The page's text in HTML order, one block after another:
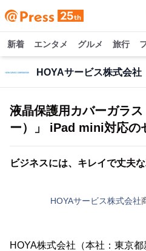
新着 エンタメ グルメ 旅行
HOYAサービス株式会社
液晶保護用カバーガラ
ー）」 iPad mini対応の
ビジネスには、キレイで丈夫
HOYAサービス株式会社
HOYA株式会社（本社：東京